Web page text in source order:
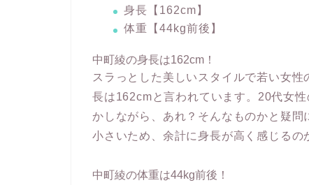
身長【162cm】
体重【44kg前後】
中町綾の身長は162cm！
スラっとした美しいスタイルで若い女
長は162cmと言われています。20代女
かしながら、あれ？そんなものかと疑
小さいため、余計に身長が高く感じるの
中町綾の体重は44kg前後！